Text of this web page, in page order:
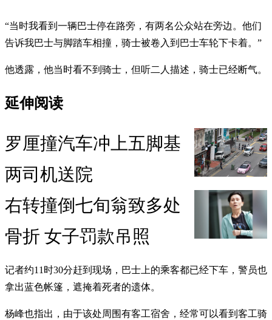
“当时我看到一辆巴士停在路旁，有两名公众站在旁边。他们
告诉我巴士与脚踏车相撞，骑士被卷入到巴士车轮下卡着。”
他透露，他当时看不到骑士，但听二人描述，骑士已经断气。
延伸阅读
罗厘撞汽车冲上五脚基
两司机送院
右转撞倒七旬翁致多处
骨折 女子罚款吊照
记者约11时30分赶到现场，巴士上的乘客都已经下车，警员也
拿出蓝色帐篷，遮掩着死者的遗体。
杨峰也指出，由于该处周围有客工宿舍，经常可以看到客工骑